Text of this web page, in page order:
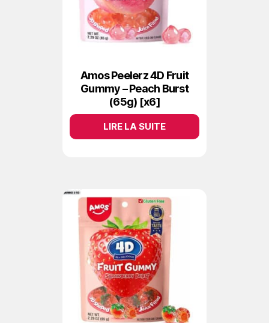
Amos Peelerz 4D Fruit
Gummy – Peach Burst
(65g) [x6]
LIRE LA SUITE